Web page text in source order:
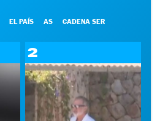
EL PAÍS AS CADENA SER
2